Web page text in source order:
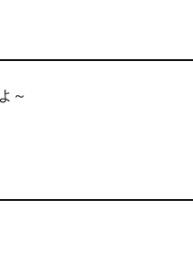
～